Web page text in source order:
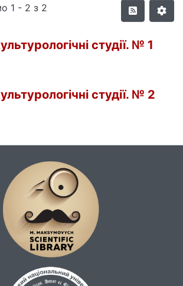
1 - 2 з 2
студії. № 1
студії. № 2